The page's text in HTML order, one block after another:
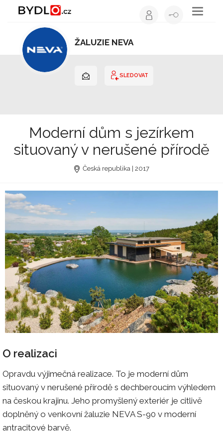
Toggle
ŽALUZIE NEVA
SLEDOVAT
Moderní dům s jezírkem
situovaný v nerušené přírodě
Česká republika | 2017
O realizaci
Opravdu výjimečná realizace. To je moderní dům
situovaný v nerušené přírodě s dechberoucím výhledem
na českou krajinu. Jeho promyšlený exteriér je citlivě
doplněný o venkovní žaluzie NEVA S-90 v moderní
antracitové barvě.